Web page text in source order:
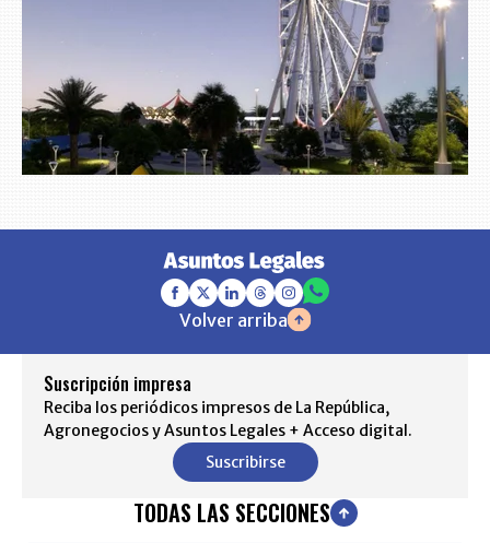
Volver arriba
Suscripción impresa
Reciba los periódicos impresos de La República,
Agronegocios y Asuntos Legales + Acceso digital.
Suscribirse
TODAS LAS SECCIONES